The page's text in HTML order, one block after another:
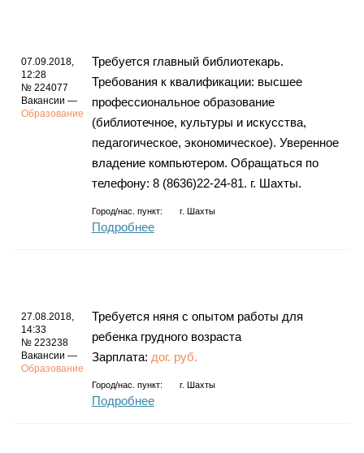
07.09.2018,
12:28
№ 224077
Вакансии —
Образование
Требуется главный библиотекарь.
Требования к квалификации: высшее
профессиональное образование
(библиотечное, культуры и искусства,
педагогическое, экономическое). Уверенное
владение компьютером. Обращаться по
телефону: 8 (8636)22-24-81. г. Шахты.
Город/нас. пункт: г. Шахты
Подробнее
27.08.2018,
14:33
№ 223238
Вакансии —
Образование
Требуется няня с опытом работы для
ребенка грудного возраста
Зарплата: дог. руб.
Город/нас. пункт: г. Шахты
Подробнее